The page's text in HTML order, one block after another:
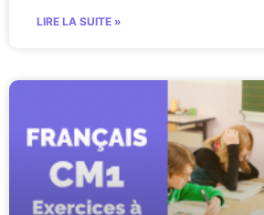
LIRE LA SUITE »